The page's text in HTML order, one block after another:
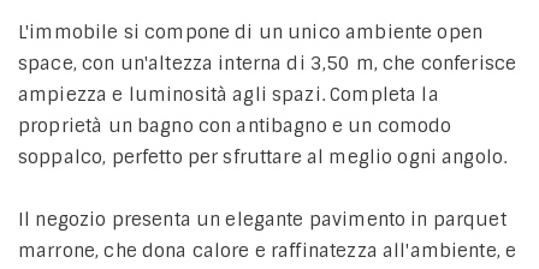
L'immobile si compone di un unico ambiente open
space, con un'altezza interna di 3,50 m, che conferisce
ampiezza e luminosità agli spazi. Completa la
proprietà un bagno con antibagno e un comodo
soppalco, perfetto per sfruttare al meglio ogni angolo.
Il negozio presenta un elegante pavimento in parquet
marrone, che dona calore e raffinatezza all'ambiente, e